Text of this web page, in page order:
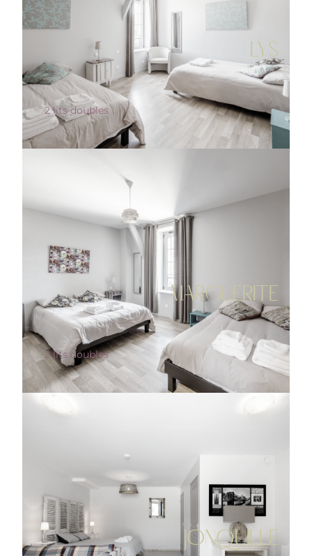
LYS
2 lits doubles
MARGUERITE
2 lits doubles
JONQUILLE